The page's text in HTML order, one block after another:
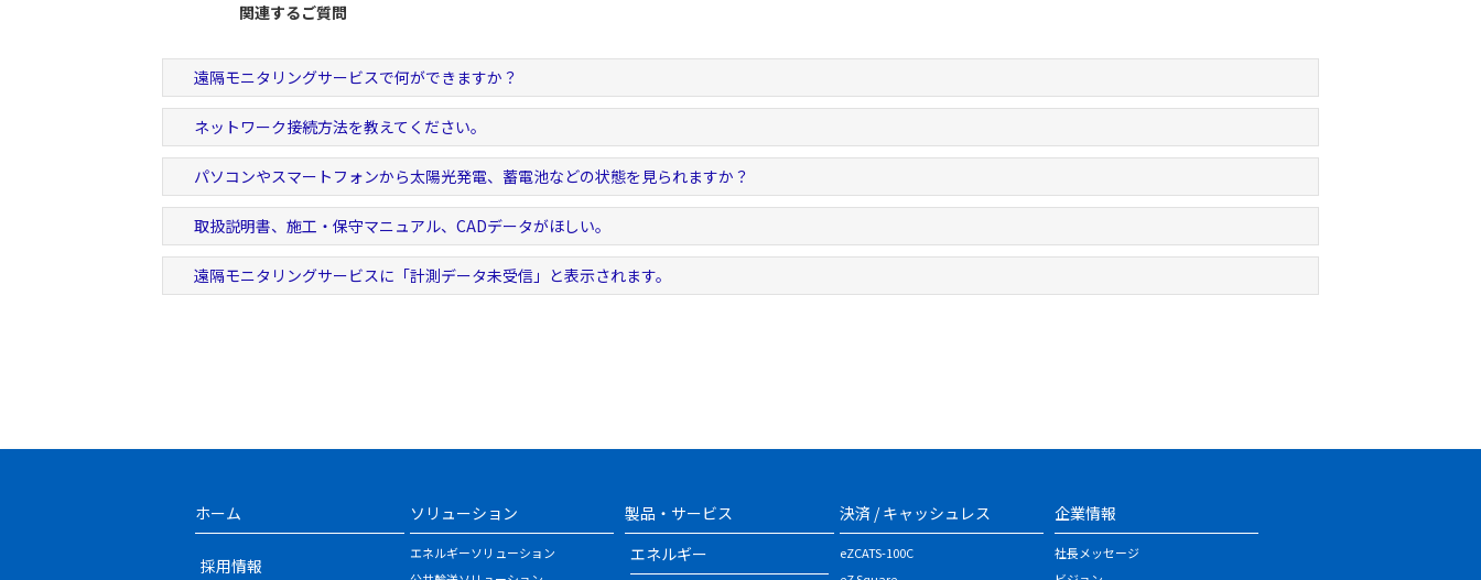
関連するご質問
遠隔モニタリングサービスで何ができますか？
ネットワーク接続方法を教えてください。
パソコンやスマートフォンから太陽光発電、蓄電池などの状態を見られますか？
取扱説明書、施工・保守マニュアル、CADデータがほしい。
遠隔モニタリングサービスに「計測データ未受信」と表示されます。
ホーム
採用情報
ソリューション
エネルギーソリューション
製品・サービス
エネルギー
決済 / キャッシュレス
eZCATS-100C
企業情報
社長メッセージ